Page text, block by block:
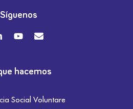
Síguenos
hacemos
Social Voluntare